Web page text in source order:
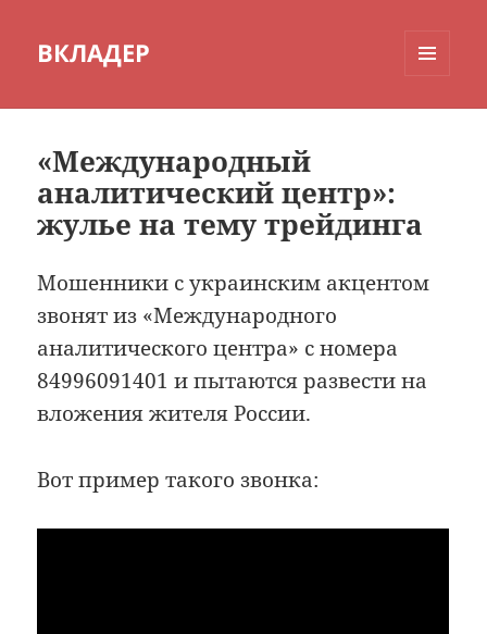
ВКЛАДЕР
«Международный
аналитический центр»:
жулье на тему трейдинга
Мошенники с украинским акцентом
звонят из «Международного
аналитического центра» с номера
84996091401 и пытаются развести на
вложения жителя России.
Вот пример такого звонка: